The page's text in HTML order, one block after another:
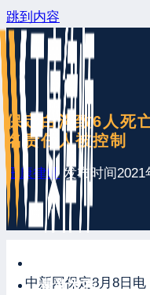
跳到内容
最新发布
保定白沟致6人死
名责任人被控制
王康律师 发布时间2021
中新网保定8月8日